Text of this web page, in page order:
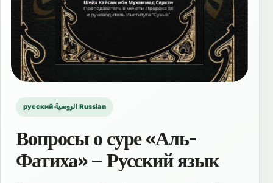
русский الروسية Russian
Вопросы о суре «Аль-
Фатиха» – Русский язык